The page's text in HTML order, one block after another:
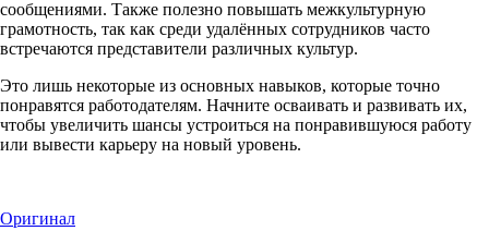
сообщениями. Также полезно повышать межкультурную
грамотность, так как среди удалённых сотрудников часто
встречаются представители различных культур.
Это лишь некоторые из основных навыков, которые точно
понравятся работодателям. Начните осваивать и развивать их,
чтобы увеличить шансы устроиться на понравившуюся работу
или вывести карьеру на новый уровень.
Оригинал